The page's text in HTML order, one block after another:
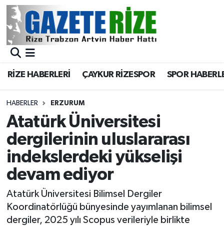
RİZE HABERLERİ ÇAYKUR RİZESPOR SPOR
HABERLER ERZURUM
Atatürk Üniversitesi
dergilerinin uluslararası
indekslerdeki yükselişi
devam ediyor
Atatürk Üniversitesi Bilimsel Dergiler
Koordinatörlüğü bünyesinde yayımlanan bilimsel
dergiler, 2025 yılı Scopus verileriyle birlikte
BÖLGEMİZ
Asayiş
Rize Jandarma Komutanlığı
Bilim Teknoloji
Advertising news
Canlı Maç
Merkez Nöbetçi Eczaneler
Merkez Trafik Yoğunluk Haritası
Süper Lig Puan Durumu ve Fikstür
Tüm Manşetler
Son Dakika Haberleri
Haber Arşivi